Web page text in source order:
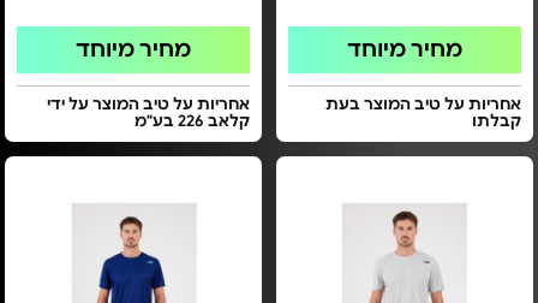
מחיר מיוחד
אחריות על טיב המוצר בעת
קבלתו
מחיר מיוחד
אחריות על טיב המוצר על ידי
קלאב 226 בע"מ